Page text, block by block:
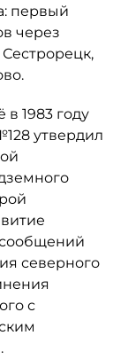
первый
через
1983 году
утвердил
северного
с